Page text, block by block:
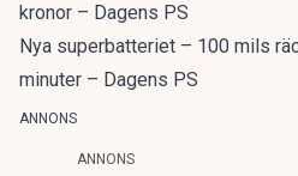
kronor – Dagens PS
Nya superbatteriet – 100 mils
minuter – Dagens PS
ANNONS
ANNONS